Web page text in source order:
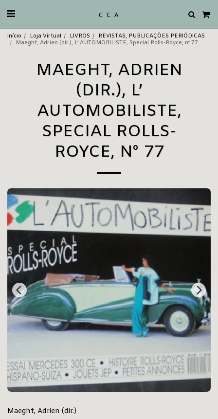
C C A
Início Loja Virtual LIVROS
REVISTAS, PUBLICAÇÕES PERIÓDICAS
Maeght, Adrien (dir.), L’ AUTOMOBILISTE, Special Rolls-Royce, nº 77
MAEGHT, ADRIEN
(DIR.), L’
AUTOMOBILISTE,
SPECIAL ROLLS-
ROYCE, Nº 77
Maeght, Adrien (dir.)